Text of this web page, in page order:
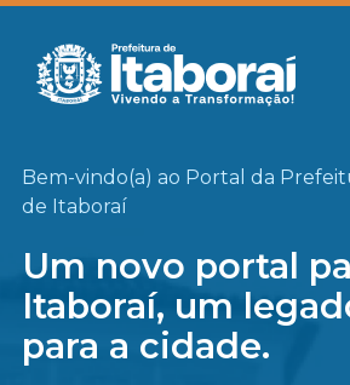
Bem-vindo(a) ao Portal da
de Itaboraí
Um novo portal
Itaboraí, um
para a cidade.